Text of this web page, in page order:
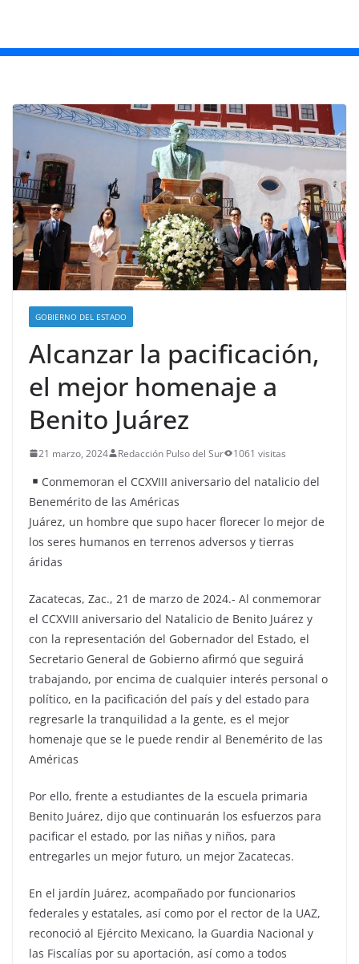
GOBIERNO DEL ESTADO
Alcanzar la pacificación,
el mejor homenaje a
Benito Juárez
21 marzo, 2024 Redacción Pulso del Sur 1061 visitas
Conmemoran el CCXVIII aniversario del natalicio del
Benemérito de las Américas
Juárez, un hombre que supo hacer florecer lo mejor de
los seres humanos en terrenos adversos y tierras
áridas
Zacatecas, Zac., 21 de marzo de 2024.- Al conmemorar
el CCXVIII aniversario del Natalicio de Benito Juárez y
con la representación del Gobernador del Estado, el
Secretario General de Gobierno afirmó que seguirá
trabajando, por encima de cualquier interés personal o
político, en la pacificación del país y del estado para
regresarle la tranquilidad a la gente, es el mejor
homenaje que se le puede rendir al Benemérito de las
Américas
Por ello, frente a estudiantes de la escuela primaria
Benito Juárez, dijo que continuarán los esfuerzos para
pacificar el estado, por las niñas y niños, para
entregarles un mejor futuro, un mejor Zacatecas.
En el jardín Juárez, acompañado por funcionarios
federales y estatales, así como por el rector de la UAZ,
reconoció al Ejército Mexicano, la Guardia Nacional y
las Fiscalías por su aportación, así como a todos